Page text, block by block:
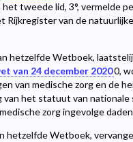
tweede lid, 3°, vermelde
van de
hetzelfde Wetboek,
van 24 december 20200,
van medische zorg en de
het statuut van
zorg ingevolge
hetzelfde Wetboek,